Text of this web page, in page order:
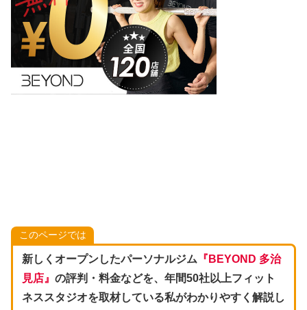
このページでは
新しくオープンしたパーソナルジム 『BEYOND 多治
見店』 の評判・料金などを、年間50社以上フィット
ネススタジオを取材している私がわかりやすく解説し